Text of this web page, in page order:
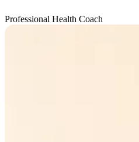
Professional Health Coach